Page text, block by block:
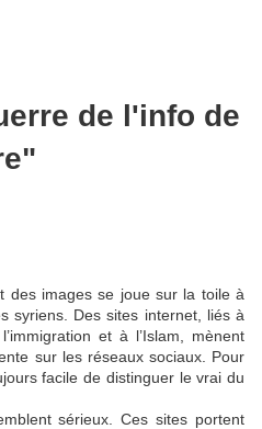
de l'info de
des images se joue sur la toile à
syriens. Des sites internet, liés à
et à l’Islam, mènent
sur les réseaux sociaux. Pour
facile de distinguer le vrai du
sérieux. Ces sites portent